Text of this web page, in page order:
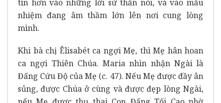
tín hơn vào những lời sứ thần nói, và vào mầu
nhiệm đang âm thầm lớn lên nơi cung lòng
mình.
Khi bà chị Êlisabét ca ngợi Mẹ, thì Mẹ hân hoan
ca ngợi Thiên Chúa. Maria nhìn nhận Ngài là
Đấng Cứu Độ của Mẹ (c. 47). Nếu Mẹ được đầy ân
sủng, được Chúa ở cùng và được đẹp lòng Ngài,